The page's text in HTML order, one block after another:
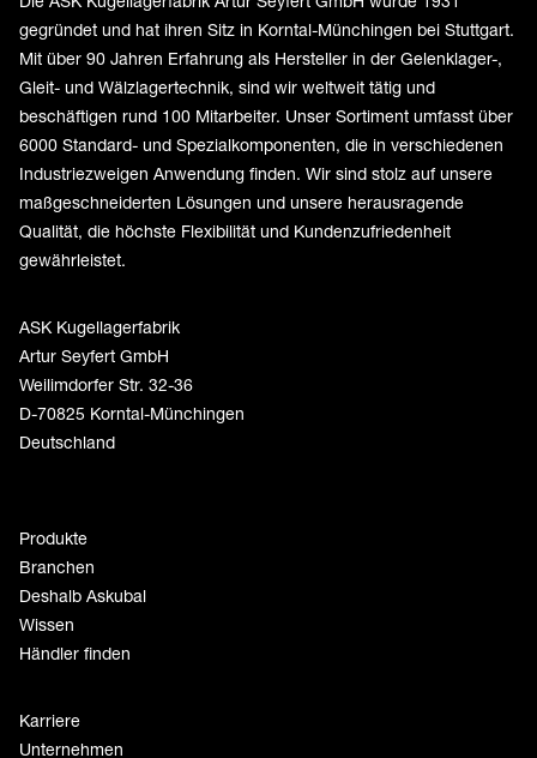
gegründet und hat ihren Sitz in Korntal-Münchingen bei Stuttgart.
Mit über 90 Jahren Erfahrung als Hersteller in der Gelenklager-,
Gleit- und Wälzlagertechnik, sind wir weltweit tätig und
beschäftigen rund 100 Mitarbeiter. Unser Sortiment umfasst über
6000 Standard- und Spezialkomponenten, die in verschiedenen
Industriezweigen Anwendung finden. Wir sind stolz auf unsere
maßgeschneiderten Lösungen und unsere herausragende
Qualität, die höchste Flexibilität und Kundenzufriedenheit
gewährleistet.
ASK Kugellagerfabrik
Artur Seyfert GmbH
Weilimdorfer Str. 32-36
D-70825 Korntal-Münchingen
Deutschland
Produkte
Branchen
Deshalb Askubal
Wissen
Händler finden
Karriere
Unternehmen